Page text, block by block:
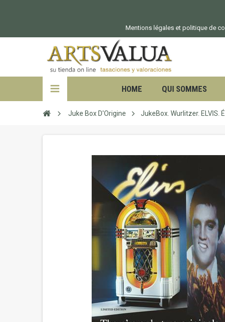
Mentions légales et politique de
HOME QUI SOMMES
Juke Box D'Origine JukeBox. Wurlitzer. ELVIS.